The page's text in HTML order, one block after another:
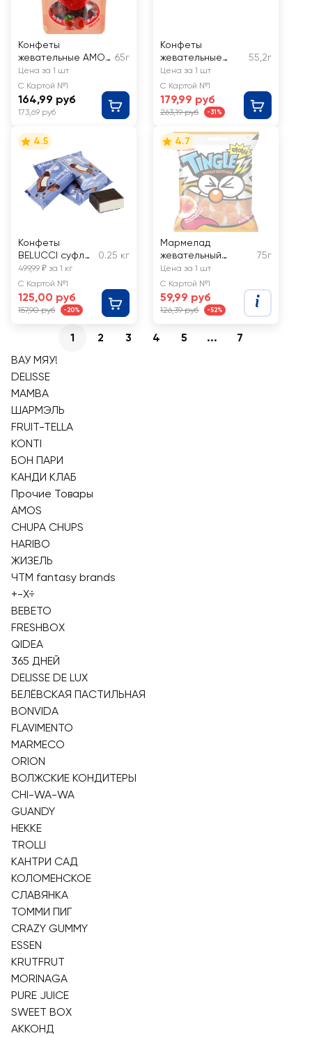
Конфеты
жевательные AMOS
с соком клубники
65г
Цена за 1 шт
С Картой №1
164,99 руб
173,69 руб
Конфеты
жевательные
MORINAGA со
вкусом
винограда, 12шт
55,2г
Цена за 1 шт
С Картой №1
179,99 руб
263,19 руб -31%
4.5
Конфеты
BELUCCI суфле
со сливочным
вкусом,
весовые
0.25 кг
499,99 ₽ за 1 кг
С Картой №1
125,00 руб
157,90 руб -20%
4.7
Мармелад
жевательный
ORION Tingle со
вкусом апельсина
75г
Цена за 1 шт
С Картой №1
59,99 руб
126,39 руб -52%
1 2 3 4 5 ...
7
ВАУ МЯУ!
DELISSE
MAMBA
ШАРМЭЛЬ
FRUIT-TELLA
KONTI
БОН ПАРИ
КАНДИ КЛАБ
Прочие Товары
AMOS
CHUPA CHUPS
HARIBO
ЖИЗЕЛЬ
ЧТМ fantasy brands
+-X÷
BEBETO
FRESHBOX
QIDEA
365 ДНЕЙ
DELISSE DE LUX
БЕЛЁВСКАЯ ПАСТИЛЬНАЯ
BONVIDA
FLAVIMENTO
MARMECO
ORION
ВОЛЖСКИЕ КОНДИТЕРЫ
CHI-WA-WA
GUANDY
HEKKE
TROLLI
КАНТРИ САД
КОЛОМЕНСКОЕ
СЛАВЯНКА
ТОММИ ПИГ
CRAZY GUMMY
ESSEN
KRUTFRUT
MORINAGA
PURE JUICE
SWEET BOX
АККОНД